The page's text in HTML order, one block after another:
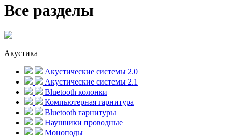
Все разделы
Акустика
Акустические системы 2.0
Акустические системы 2.1
Bluetooth колонки
Компьютерная гарнитура
Bluetooth гарнитуры
Наушники проводные
Моноподы